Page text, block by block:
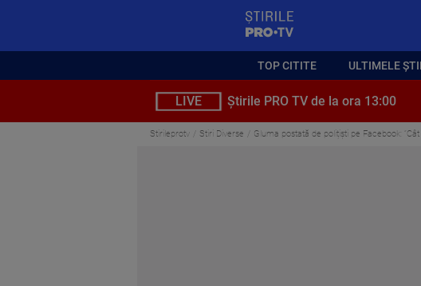
TOP CITITE ULTIMELE
LIVE Știrile PRO TV de la ora 13:00
Stirileprotv Stiri Diverse Gluma postată de polițiști pe Facebook: